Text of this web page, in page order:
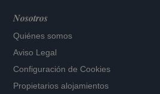
Nosotros
Quiénes somos
Aviso Legal
Configuración de Cookies
Propietarios alojamientos